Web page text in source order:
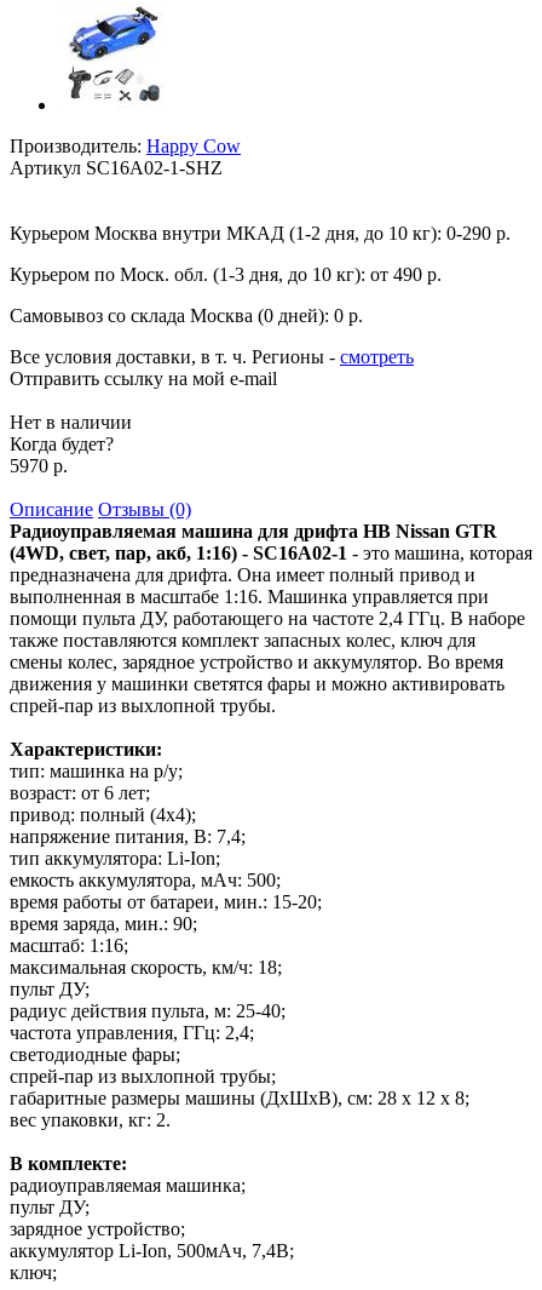
Производитель: Happy Cow
Артикул SC16A02-1-SHZ
Курьером Москва внутри МКАД (1-2 дня, до 10 кг): 0-290 р.
Курьером по Моск. обл. (1-3 дня, до 10 кг): от 490 р.
Самовывоз со склада Москва (0 дней): 0 р.
Все условия доставки, в т. ч. Регионы - смотреть
Отправить ссылку на мой e-mail
Нет в наличии
Когда будет?
5970 р.
Описание Отзывы (0)
Радиоуправляемая машина для дрифта HB Nissan GTR
(4WD, свет, пар, акб, 1:16) - SC16A02-1 - это машина, которая
предназначена для дрифта. Она имеет полный привод и
выполненная в масштабе 1:16. Машинка управляется при
помощи пульта ДУ, работающего на частоте 2,4 ГГц. В наборе
также поставляются комплект запасных колес, ключ для
смены колес, зарядное устройство и аккумулятор. Во время
движения у машинки светятся фары и можно активировать
спрей-пар из выхлопной трубы.
Характеристики:
тип: машинка на р/у;
возраст: от 6 лет;
привод: полный (4х4);
напряжение питания, В: 7,4;
тип аккумулятора: Li-Ion;
емкость аккумулятора, мАч: 500;
время работы от батареи, мин.: 15-20;
время заряда, мин.: 90;
масштаб: 1:16;
максимальная скорость, км/ч: 18;
пульт ДУ;
радиус действия пульта, м: 25-40;
частота управления, ГГц: 2,4;
светодиодные фары;
спрей-пар из выхлопной трубы;
габаритные размеры машины (ДхШхВ), см: 28 х 12 х 8;
вес упаковки, кг: 2.
В комплекте:
радиоуправляемая машинка;
пульт ДУ;
зарядное устройство;
аккумулятор Li-Ion, 500мАч, 7,4В;
ключ;